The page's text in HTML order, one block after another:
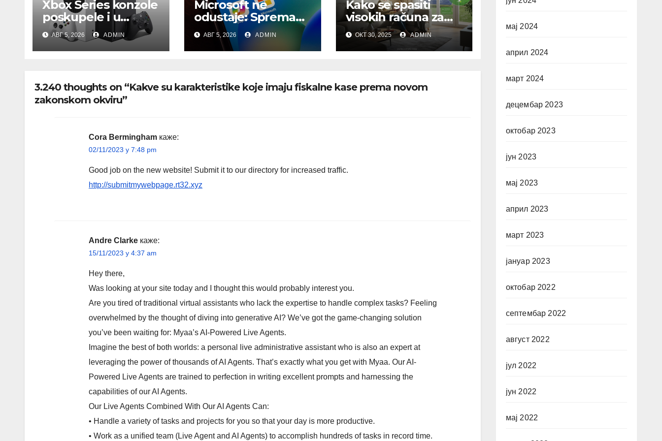
Xbox Series konzole
poskupele i u
Evropi: Microsoft
objavio nove
zvanične cene
АВГ 5, 2026 ADMIN
Microsoft ne
odustaje: Sprema
novu Copilot
ofanzivu i AI super-
aplikaciju
АВГ 5, 2026 ADMIN
Kako se spasiti
visokih računa za
struju
ОКТ 30, 2025 ADMIN
3.240 thoughts on “Kakve su karakteristike koje imaju fiskalne kase prema novom
zakonskom okviru”
Cora Bermingham каже:
02/11/2023 у 7:48 pm
Good job on the new website! Submit it to our directory for increased traffic.
http://submitmywebpage.rt32.xyz
Andre Clarke каже:
15/11/2023 у 4:37 am
Hey there,
Was looking at your site today and I thought this would probably interest you.
Are you tired of traditional virtual assistants who lack the expertise to handle complex tasks? Feeling
overwhelmed by the thought of diving into generative AI? We’ve got the game-changing solution
you’ve been waiting for: Myaa’s AI-Powered Live Agents.
Imagine the best of both worlds: a personal live administrative assistant who is also an expert at
leveraging the power of thousands of AI Agents. That’s exactly what you get with Myaa. Our AI-
Powered Live Agents are trained to perfection in writing excellent prompts and harnessing the
capabilities of our AI Agents.
Our Live Agents Combined With Our AI Agents Can:
• Handle a variety of tasks and projects for you so that your day is more productive.
• Work as a unified team (Live Agent and AI Agents) to accomplish hundreds of tasks in record time.
мај 2024
април 2024
март 2024
децембар 2023
октобар 2023
јун 2023
мај 2023
април 2023
март 2023
јануар 2023
октобар 2022
септембар 2022
август 2022
јул 2022
јун 2022
мај 2022